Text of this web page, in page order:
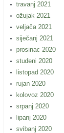
travanj 2021
ožujak 2021
veljača 2021
siječanj 2021
prosinac 2020
studeni 2020
listopad 2020
rujan 2020
kolovoz 2020
srpanj 2020
lipanj 2020
svibanj 2020